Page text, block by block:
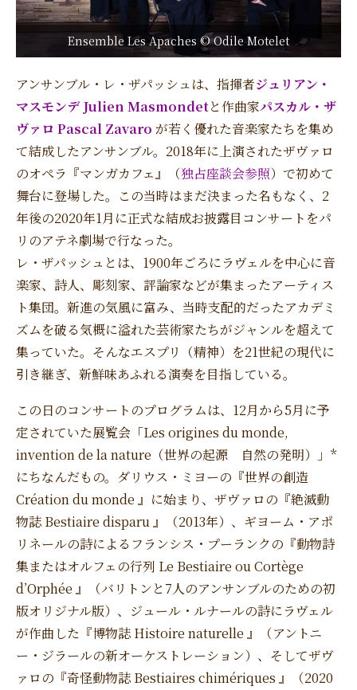
Ensemble Les Apaches © Odile Motelet
アンサンブル・レ・ザパッシュは、指揮者ジュリアン・
マスモンデ Julien Masmondetと作曲家パスカル・ザ
ヴァロ Pascal Zavaro が若く優れた音楽家たちを集め
て結成したアンサンブル。2018年に上演されたザヴァロ
のオペラ『マンガカフェ』（独占座談会参照）で初めて
舞台に登場した。この当時はまだ決まった名もなく、2
年後の2020年1月に正式な結成お披露目コンサートをパ
リのアテネ劇場で行なった。
レ・ザパッシュとは、1900年ごろにラヴェルを中心に音
楽家、詩人、彫刻家、評論家などが集まったアーティス
ト集団。新進の気風に富み、当時支配的だったアカデミ
ズムを破る気概に溢れた芸術家たちがジャンルを超えて
集っていた。そんなエスプリ（精神）を21世紀の現代に
引き継ぎ、新鮮味あふれる演奏を目指している。
この日のコンサートのプログラムは、12月から5月に予
定されていた展覧会「Les origines du monde,
invention de la nature（世界の起源 自然の発明）」*
にちなんだもの。ダリウス・ミヨーの『世界の創造
Création du monde 』に始まり、ザヴァロの『絶滅動
物誌 Bestiaire disparu 』（2013年）、ギヨーム・アポ
リネールの詩によるフランシス・プーランクの『動物詩
集またはオルフェの行列 Le Bestiaire ou Cortège
d’Orphée 』（バリトンと7人のアンサンブルのための初
版オリジナル版）、ジュール・ルナールの詩にラヴェル
が作曲した『博物誌 Histoire naturelle 』（アントニ
ー・ジラールの新オーケストレーション）、そしてザヴ
ァロの『奇怪動物誌 Bestiaires chimériques 』（2020